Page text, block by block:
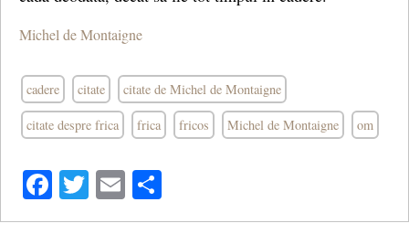
Michel de Montaigne
cadere citate citate de Michel de Montaigne
citate despre frica frica fricos Michel de Montaigne om
Facebook
Twitter
Email